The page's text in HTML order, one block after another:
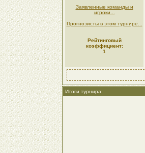
Заявленные команды и
игроки...
Прогнозисты в этом турнире...
Рейтинговый
коэффициент:
1
Итоги турнира